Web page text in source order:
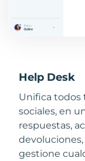
Help Desk
Unifica todos
sociales, en
respuestas,
gestione